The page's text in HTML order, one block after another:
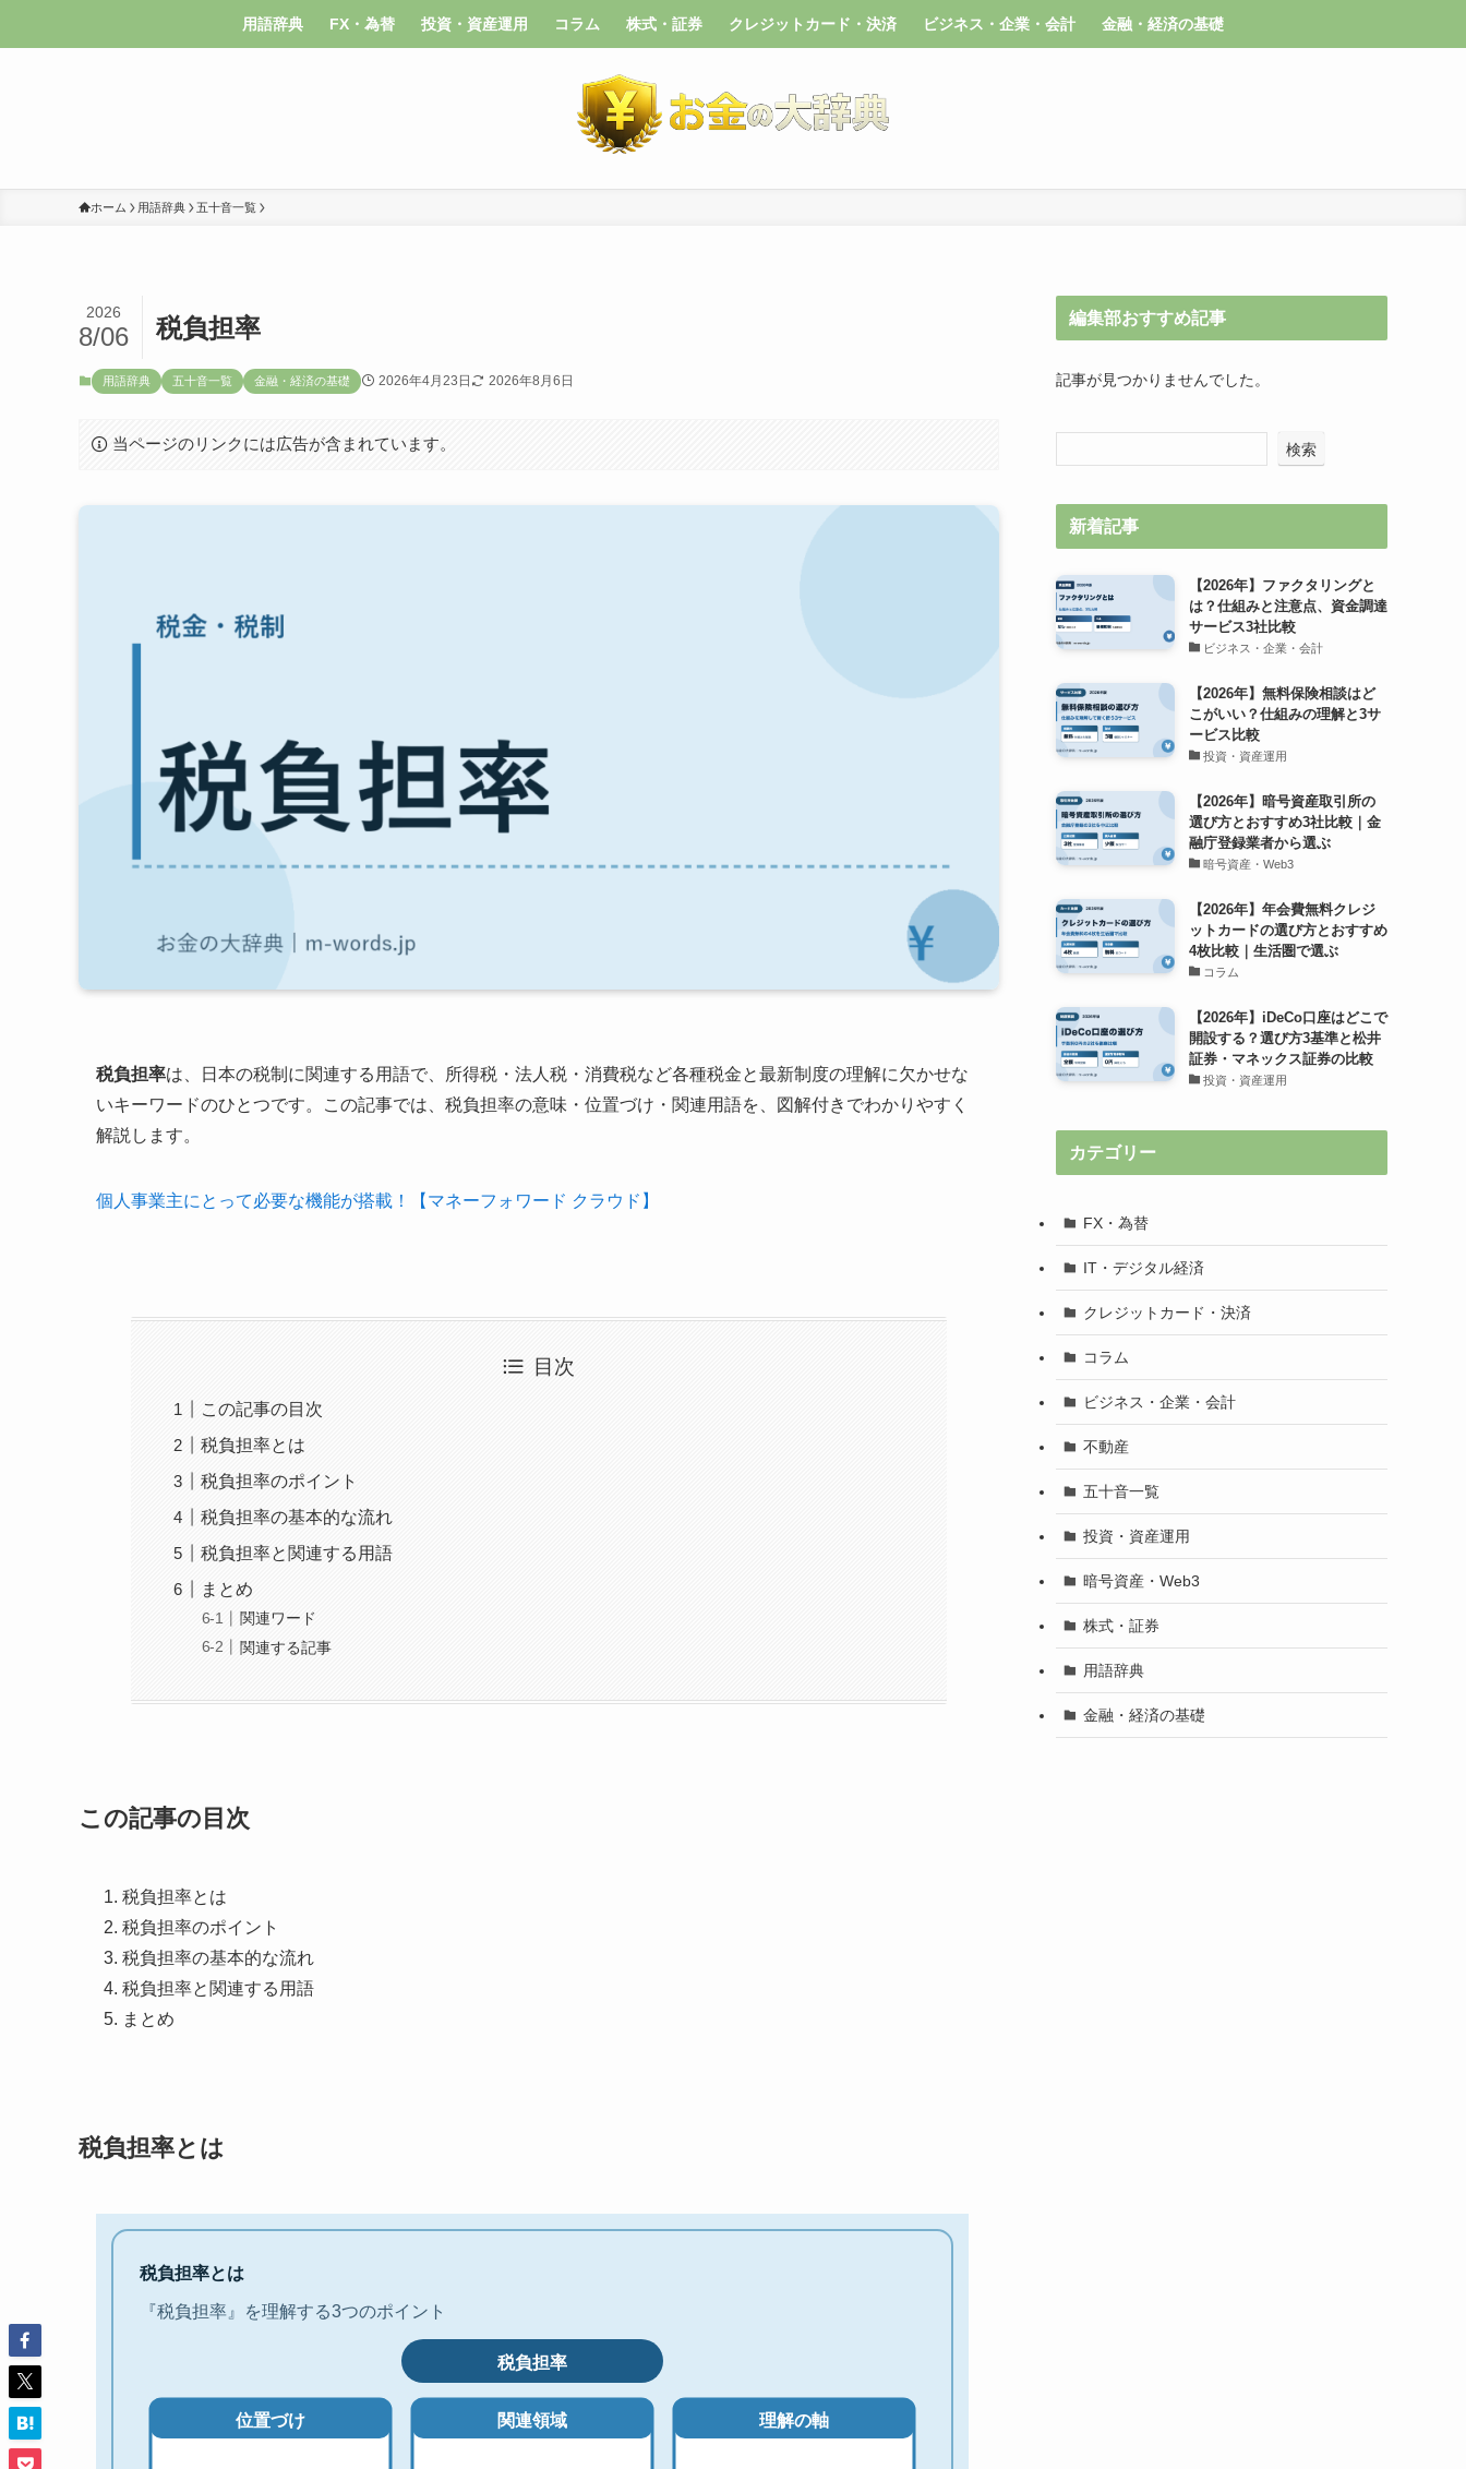
用語辞典 FX・為替 投資・資産運用 コラム 株式・証券 クレジットカード・決済 ビジネス・企業・会計 金融・経済の基礎
ホーム 用語辞典 五十音一覧
税負担率
2026
8/06
用語辞典 五十音一覧 金融・経済の基礎 2026年4月23日 2026年8月6日
当ページのリンクには広告が含まれています。
税負担率は、日本の税制に関連する用語で、所得税・法人税・消費税など各種税金と最新制度の理解に欠かせな
いキーワードのひとつです。この記事では、税負担率の意味・位置づけ・関連用語を、図解付きでわかりやすく
解説します。
個人事業主にとって必要な機能が搭載！【マネーフォワード クラウド】
目次
この記事の目次
税負担率とは
税負担率のポイント
税負担率の基本的な流れ
税負担率と関連する用語
まとめ
関連ワード
関連する記事
この記事の目次
税負担率とは
税負担率のポイント
税負担率の基本的な流れ
税負担率と関連する用語
まとめ
税負担率とは
税負担率とは
『税負担率』を理解する3つのポイント
税負担率
位置づけ 関連領域 理解の軸
編集部おすすめ記事
記事が見つかりませんでした。
検索
新着記事
【2026年】ファクタリングと
は？仕組みと注意点、資金調達
サービス3社比較
ビジネス・企業・会計
【2026年】無料保険相談はど
こがいい？仕組みの理解と3サ
ービス比較
投資・資産運用
【2026年】暗号資産取引所の
選び方とおすすめ3社比較｜金
融庁登録業者から選ぶ
暗号資産・Web3
【2026年】年会費無料クレジ
ットカードの選び方とおすすめ
4枚比較｜生活圏で選ぶ
コラム
【2026年】iDeCo口座はどこで
開設する？選び方3基準と松井
証券・マネックス証券の比較
投資・資産運用
カテゴリー
FX・為替
IT・デジタル経済
クレジットカード・決済
コラム
ビジネス・企業・会計
不動産
五十音一覧
投資・資産運用
暗号資産・Web3
株式・証券
用語辞典
金融・経済の基礎